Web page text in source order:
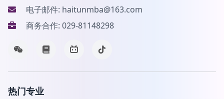
电子邮件: haitunmba@163.com
商务合作: 029-81148298
热门专业